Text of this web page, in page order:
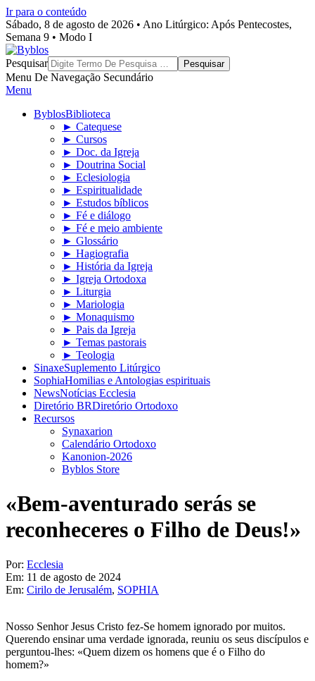
Ir para o conteúdo
Sábado, 8 de agosto de 2026 • Ano Litúrgico: Após Pentecostes,
Semana 9 • Modo I
Byblos
Pesquisar
Menu De Navegação Secundário
Menu
ByblosBiblioteca
► Catequese
► Cursos
► Doc. da Igreja
► Doutrina Social
► Eclesiologia
► Espiritualidade
► Estudos bíblicos
► Fé e diálogo
► Fé e meio ambiente
► Glossário
► Hagiografia
► História da Igreja
► Igreja Ortodoxa
► Liturgia
► Mariologia
► Monaquismo
► Pais da Igreja
► Temas pastorais
► Teologia
SinaxeSuplemento Litúrgico
SophiaHomilias e Antologias espirituais
NewsNotícias Ecclesia
Diretório BRDiretório Ortodoxo
Recursos
Synaxarion
Calendário Ortodoxo
Kanonion-2026
Byblos Store
«Bem-aventurado serás se
reconheceres o Filho de Deus!»
Por: Ecclesia
Em: 11 de agosto de 2024
Em: Cirilo de Jerusalém, SOPHIA
Nosso Senhor Jesus Cristo fez-Se homem ignorado por muitos.
Querendo ensinar uma verdade ignorada, reuniu os seus discípulos e
perguntou-lhes: «Quem dizem os homens que é o Filho do
homem?»